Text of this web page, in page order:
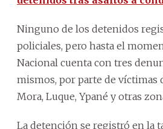
Ninguno de los detenidos
policiales, pero hasta el
Nacional cuenta con tres
mismos, por parte de víctimas
Mora, Luque, Ypané y otras
La detención se registró en la